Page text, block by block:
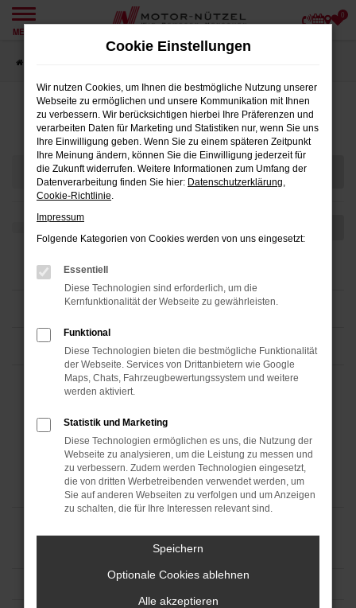
Zum
springen
MENÜ
0
Fahrzeugmarkt
Cookie Einstellungen
Wir nutzen Cookies, um Ihnen die bestmögliche Nutzung unserer
Webseite zu ermöglichen und unsere Kommunikation mit Ihnen
zu verbessern. Wir berücksichtigen hierbei Ihre Präferenzen und
verarbeiten Daten für Marketing und Statistiken nur, wenn Sie uns
Ihre Einwilligung geben. Wenn Sie zu einem späteren Zeitpunkt
Ihre Meinung ändern, können Sie die Einwilligung jederzeit für
die Zukunft widerrufen. Weitere Informationen zum Umfang der
Datenverarbeitung finden Sie hier: Datenschutzerklärung,
Cookie-Richtlinie.
Impressum
Folgende Kategorien von Cookies werden von uns eingesetzt:
Essentiell
Diese Technologien sind erforderlich, um die
Kernfunktionalität der Webseite zu gewährleisten.
Funktional
Diese Technologien bieten die bestmögliche Funktionalität
der Webseite. Services von Drittanbietern wie Google
Maps, Chats, Fahrzeugbewertungssystem und weitere
werden aktiviert.
Statistik und Marketing
Diese Technologien ermöglichen es uns, die Nutzung der
Webseite zu analysieren, um die Leistung zu messen und
zu verbessern. Zudem werden Technologien eingesetzt,
die von dritten Werbetreibenden verwendet werden, um
Sie auf anderen Webseiten zu verfolgen und um Anzeigen
zu schalten, die für Ihre Interessen relevant sind.
Speichern
Optionale Cookies ablehnen
Alle akzeptieren